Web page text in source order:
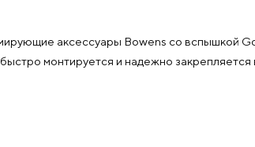
аксессуары Bowens со вспышкой
монтируется и надежно закрепляется